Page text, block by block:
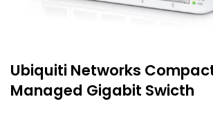
Ubiquiti Networks
Managed Gigabit Swicth